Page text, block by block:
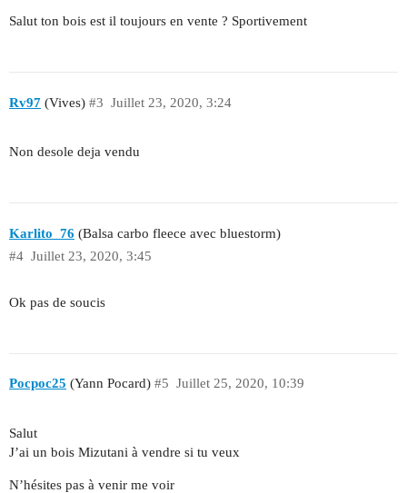
Salut ton bois est il toujours en vente ? Sportivement
Rv97 (Vives) Juillet 23, 2020, 3:24
#3
Non desole deja vendu
Karlito_76 (Balsa carbo fleece avec bluestorm)
Juillet 23, 2020, 3:45
#4
Ok pas de soucis
Pocpoc25 (Yann Pocard) Juillet 25, 2020, 10:39
#5
Salut
J’ai un bois Mizutani à vendre si tu veux
N’hésites pas à venir me voir